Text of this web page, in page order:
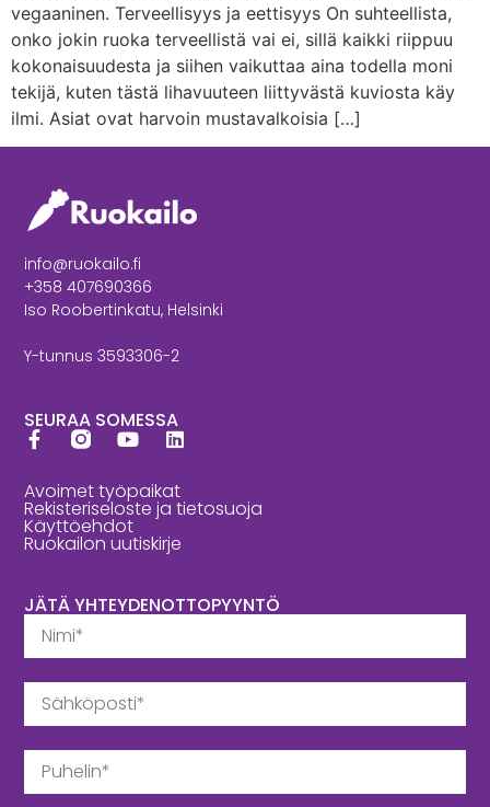
vegaaninen. Terveellisyys ja eettisyys On suhteellista,
onko jokin ruoka terveellistä vai ei, sillä kaikki riippuu
kokonaisuudesta ja siihen vaikuttaa aina todella moni
tekijä, kuten tästä lihavuuteen liittyvästä kuviosta käy
ilmi. Asiat ovat harvoin mustavalkoisia […]
info@ruokailo.fi
+358 407690366
Iso Roobertinkatu, Helsinki
Y-tunnus 3593306-2
SEURAA SOMESSA
Avoimet työpaikat
Rekisteriseloste ja tietosuoja
Käyttöehdot
Ruokailon uutiskirje
JÄTÄ YHTEYDENOTTOPYYNTÖ